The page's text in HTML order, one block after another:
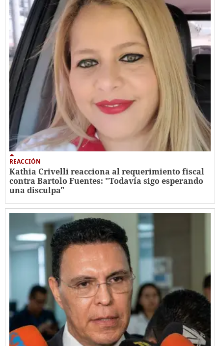
REACCIÓN
Kathia Crivelli reacciona al requerimiento fiscal
contra Bartolo Fuentes: "Todavía sigo esperando
una disculpa"